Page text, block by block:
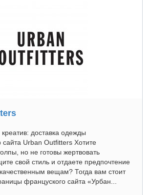
доставка одежды
Urban Outfitters Хотите
но не готовы жертвовать
свой стиль и отдаете предпочтение
вещам? Тогда вам стоит
француского сайта «Урбан...